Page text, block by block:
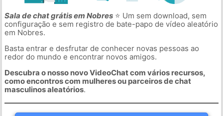
Sala de chat grátis em Nobres⭐ Um sem download, sem
configuração e sem registro de bate-papo de vídeo aleatório
em Nobres.
Basta entrar e desfrutar de conhecer novas pessoas ao
redor do mundo e encontrar novos amigos.
Descubra o nosso novo VideoChat com vários recursos,
como encontros com mulheres ou parceiros de chat
masculinos aleatórios.